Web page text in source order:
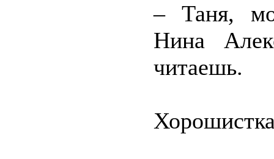
– Таня,
Нина
читаешь.